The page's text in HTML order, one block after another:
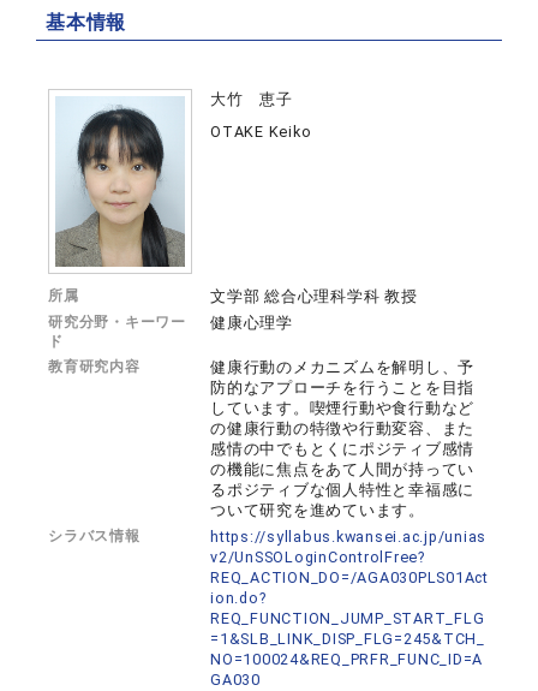
基本情報
大竹 恵子
OTAKE Keiko
所属 文学部 総合心理科学科 教授
研究分野・キーワー
ド
健康心理学
教育研究内容
健康行動のメカニズムを解明し、予
防的なアプローチを行うことを目指
しています。喫煙行動や食行動など
の健康行動の特徴や行動変容、また
感情の中でもとくにポジティブ感情
の機能に焦点をあて人間が持ってい
るポジティブな個人特性と幸福感に
ついて研究を進めています。
シラバス情報
https://syllabus.kwansei.ac.jp/unias
v2/UnSSOLoginControlFree?
REQ_ACTION_DO=/AGA030PLS01Act
ion.do?
REQ_FUNCTION_JUMP_START_FLG
=1&SLB_LINK_DISP_FLG=245&TCH_
NO=100024&REQ_PRFR_FUNC_ID=A
GA030